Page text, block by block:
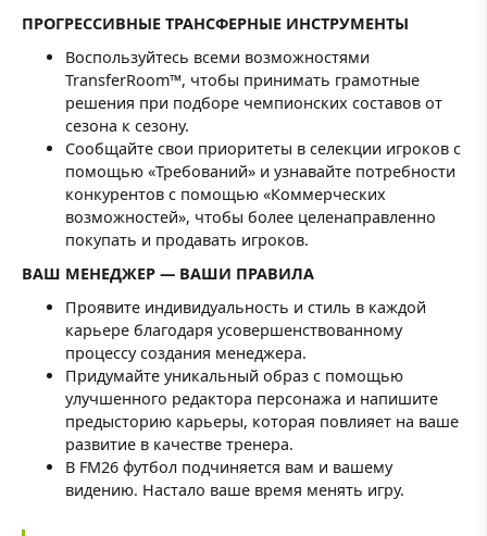
ПРОГРЕССИВНЫЕ ТРАНСФЕРНЫЕ ИНСТРУМЕНТЫ
Воспользуйтесь всеми возможностями
TransferRoom™, чтобы принимать грамотные
решения при подборе чемпионских составов от
сезона к сезону.
Сообщайте свои приоритеты в селекции игроков с
помощью «Требований» и узнавайте потребности
конкурентов с помощью «Коммерческих
возможностей», чтобы более целенаправленно
покупать и продавать игроков.
ВАШ МЕНЕДЖЕР — ВАШИ ПРАВИЛА
Проявите индивидуальность и стиль в каждой
карьере благодаря усовершенствованному
процессу создания менеджера.
Придумайте уникальный образ с помощью
улучшенного редактора персонажа и напишите
предысторию карьеры, которая повлияет на ваше
развитие в качестве тренера.
В FM26 футбол подчиняется вам и вашему
видению. Настало ваше время менять игру.